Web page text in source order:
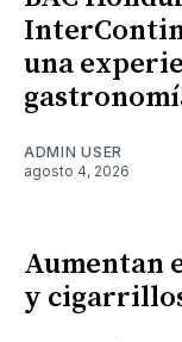
una
ADMIN USER
agosto 4, 2026
Aumentan
y